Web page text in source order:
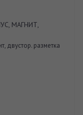
МАГНИТ,
двустор. разметка